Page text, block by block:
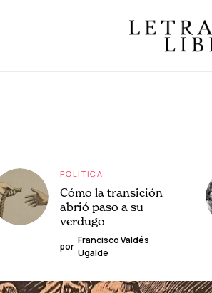
POLÍTICA
Cómo la transición
abrió paso a su
verdugo
por
Francisco Valdés
Ugalde